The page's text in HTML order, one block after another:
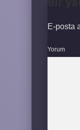
E-posta
Yorum